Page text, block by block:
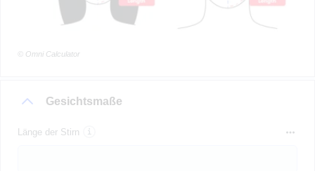
© Omni Calculator
Gesichtsmaße
Länge der Stirn